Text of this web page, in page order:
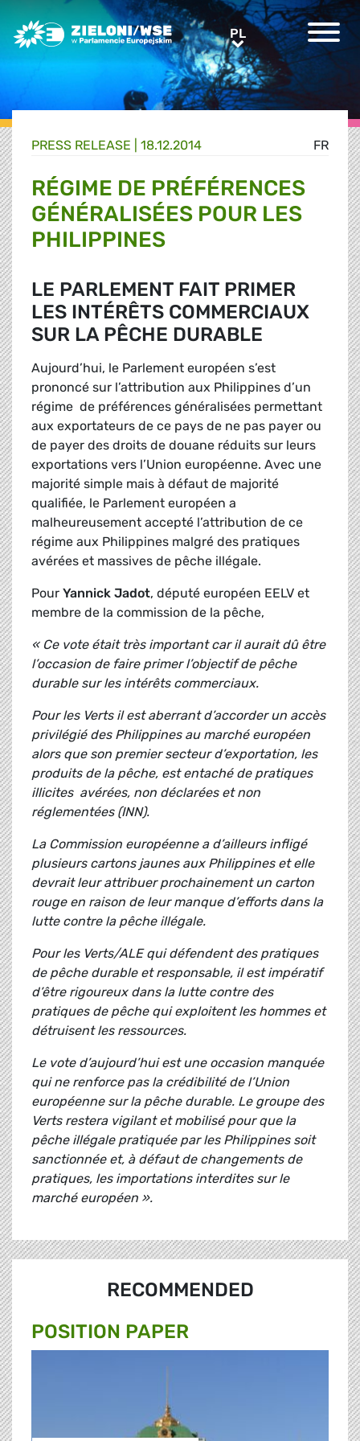
Greens/EFA Home PLPL
FR
PRESS RELEASE | 18.12.2014
RÉGIME DE PRÉFÉRENCES
GÉNÉRALISÉES POUR LES
PHILIPPINES
LE PARLEMENT FAIT PRIMER
LES INTÉRÊTS COMMERCIAUX
SUR LA PÊCHE DURABLE
Aujourd’hui, le Parlement européen s’est
prononcé sur l’attribution aux Philippines d’un
régime de préférences généralisées permettant
aux exportateurs de ce pays de ne pas payer ou
de payer des droits de douane réduits sur leurs
exportations vers l’Union européenne. Avec une
majorité simple mais à défaut de majorité
qualifiée, le Parlement européen a
malheureusement accepté l’attribution de ce
régime aux Philippines malgré des pratiques
avérées et massives de pêche illégale.
Pour Yannick Jadot, député européen EELV et
membre de la commission de la pêche,
« Ce vote était très important car il aurait dû être
l’occasion de faire primer l’objectif de pêche
durable sur les intérêts commerciaux.
Pour les Verts il est aberrant d’accorder un accès
privilégié des Philippines au marché européen
alors que son premier secteur d’exportation, les
produits de la pêche, est entaché de pratiques
illicites avérées, non déclarées et non
réglementées (INN).
La Commission européenne a d’ailleurs infligé
plusieurs cartons jaunes aux Philippines et elle
devrait leur attribuer prochainement un carton
rouge en raison de leur manque d’efforts dans la
lutte contre la pêche illégale.
Pour les Verts/ALE qui défendent des pratiques
de pêche durable et responsable, il est impératif
d’être rigoureux dans la lutte contre des
pratiques de pêche qui exploitent les hommes et
détruisent les ressources.
Le vote d’aujourd’hui est une occasion manquée
qui ne renforce pas la crédibilité de l’Union
européenne sur la pêche durable. Le groupe des
Verts restera vigilant et mobilisé pour que la
pêche illégale pratiquée par les Philippines soit
sanctionnée et, à défaut de changements de
pratiques, les importations interdites sur le
marché européen ».
RECOMMENDED
POSITION PAPER